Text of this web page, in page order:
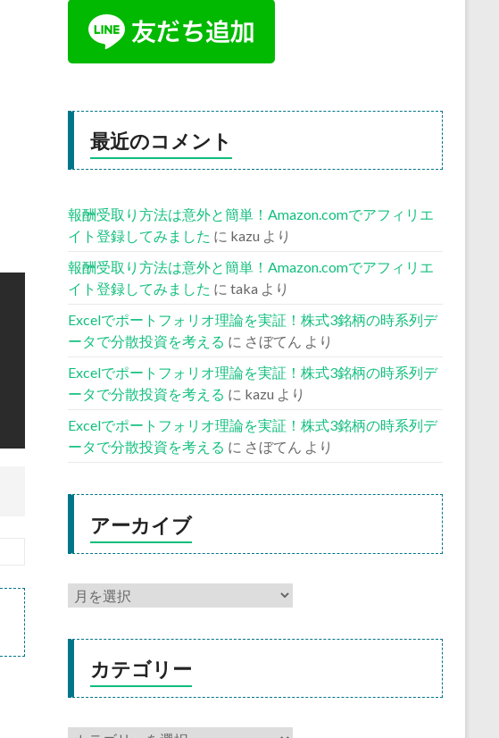
最近のコメント
報酬受取り方法は意外と簡単！Amazon.comでアフィリエ
イト登録してみました に kazu より
報酬受取り方法は意外と簡単！Amazon.comでアフィリエ
イト登録してみました に taka より
Excelでポートフォリオ理論を実証！株式3銘柄の時系列デ
ータで分散投資を考える に さぼてん より
Excelでポートフォリオ理論を実証！株式3銘柄の時系列デ
ータで分散投資を考える に kazu より
Excelでポートフォリオ理論を実証！株式3銘柄の時系列デ
ータで分散投資を考える に さぼてん より
アーカイブ
カテゴリー